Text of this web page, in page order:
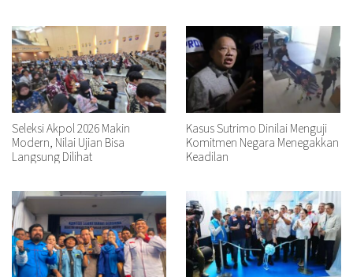
Seleksi Akpol 2026 Makin
Modern, Nilai Ujian Bisa
Langsung Dilihat
Kasus Sutrimo Dinilai Menguji
Komitmen Negara Menegakkan
Keadilan